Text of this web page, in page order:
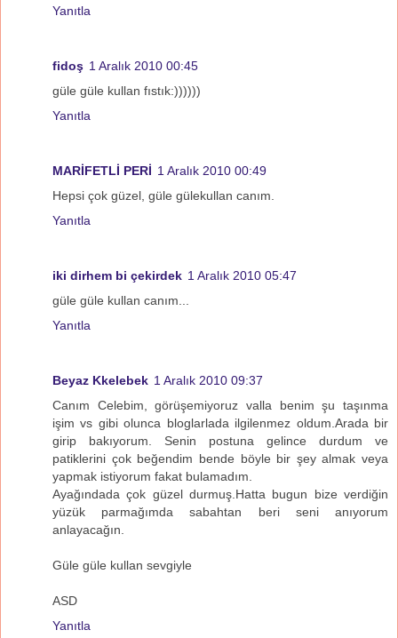
Yanıtla
fidoş 1 Aralık 2010 00:45
güle güle kullan fıstık:))))))
Yanıtla
MARİFETLİ PERİ 1 Aralık 2010 00:49
Hepsi çok güzel, güle gülekullan canım.
Yanıtla
iki dirhem bi çekirdek 1 Aralık 2010 05:47
güle güle kullan canım...
Yanıtla
Beyaz Kkelebek 1 Aralık 2010 09:37
Canım Celebim, görüşemiyoruz valla benim şu taşınma
işim vs gibi olunca bloglarlada ilgilenmez oldum.Arada bir
girip bakıyorum. Senin postuna gelince durdum ve
patiklerini çok beğendim bende böyle bir şey almak veya
yapmak istiyorum fakat bulamadım.
Ayağındada çok güzel durmuş.Hatta bugun bize verdiğin
yüzük parmağımda sabahtan beri seni anıyorum
anlayacağın.
Güle güle kullan sevgiyle
ASD
Yanıtla